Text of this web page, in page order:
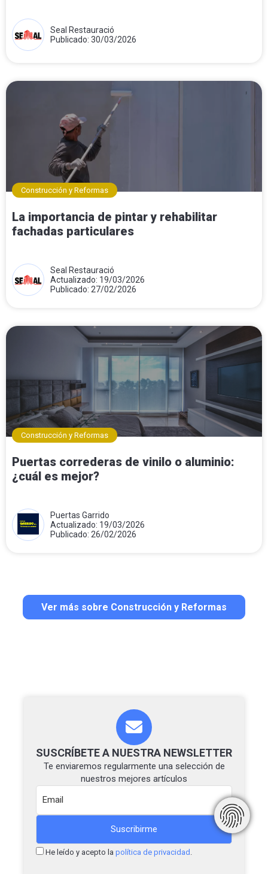
Seal Restauració
Publicado: 30/03/2026
Construcción y Reformas
La importancia de pintar y rehabilitar
fachadas particulares
Seal Restauració
Actualizado: 19/03/2026
Publicado: 27/02/2026
Construcción y Reformas
Puertas correderas de vinilo o aluminio:
¿cuál es mejor?
Puertas Garrido
Actualizado: 19/03/2026
Publicado: 26/02/2026
Ver más sobre Construcción y Reformas
SUSCRÍBETE A NUESTRA NEWSLETTER
Te enviaremos regularmente una selección de
nuestros mejores artículos
He leído y acepto la política de privacidad .